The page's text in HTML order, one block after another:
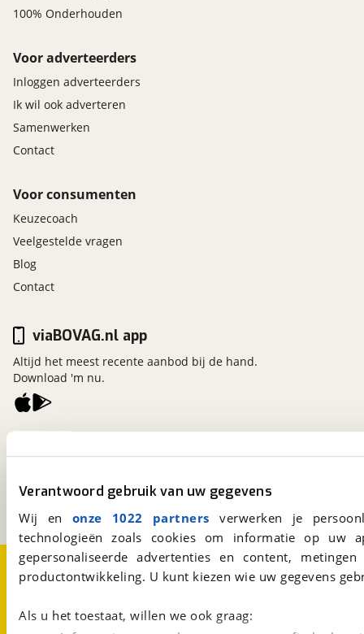
Verantwoord gebruik van uw gegevens
Wij en onze 1022 partners verwerken je
technologieën zoals cookies om informatie op
gepersonaliseerde advertenties en content,
productontwikkeling. U kunt kiezen wie uw gegevens
Als u het toestaat, willen we ook graag:
100% Onderhouden
Voor adverteerders
Inloggen adverteerders
Ik wil ook adverteren
Samenwerken
Contact
Voor consumenten
Keuzecoach
Veelgestelde vragen
Blog
Contact
Een initiatief van
viaBOVAG.nl app
Altijd het meest recente aanbod bij de hand.
Download 'm nu.
Over viaBOVAG.nlDisclaimer- en Privacyverklaring
CookievoorkeurenVacatures